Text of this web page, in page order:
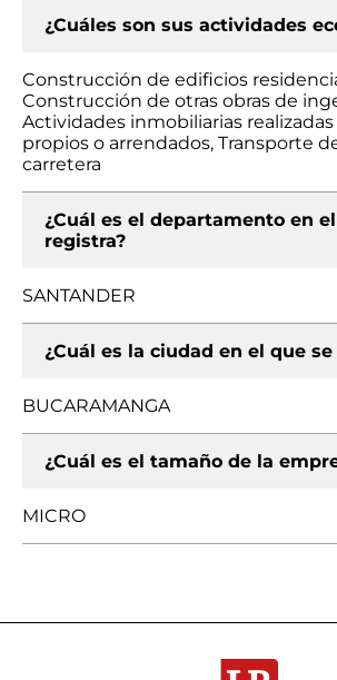
¿Cuáles son sus actividades
Construcción de edificios
Construcción de otras obras de
Actividades inmobiliarias
propios o arrendados, Transporte
carretera
¿Cuál es el departamento en
registra?
SANTANDER
¿Cuál es la ciudad en el que
BUCARAMANGA
¿Cuál es el tamaño de la
MICRO